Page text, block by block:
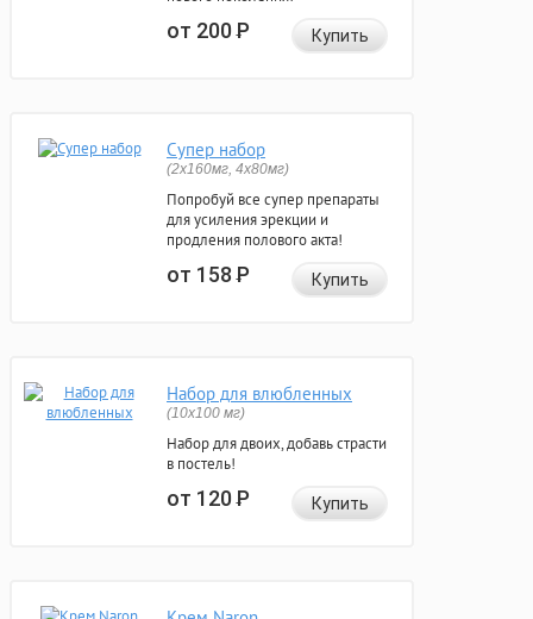
от 200Р Купить
Супер набор
(2х160мг, 4х80мг)
Попробуй все супер препараты
для усиления эрекции и
продления полового акта!
от 158Р Купить
Набор для влюбленных
(10х100 мг)
Набор для двоих, добавь страсти
в постель!
от 120Р Купить